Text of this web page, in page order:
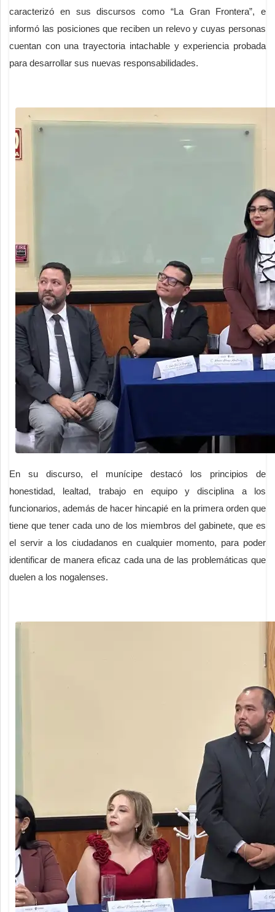
caracterizó en sus discursos como “La Gran Frontera”, e
informó las posiciones que reciben un relevo y cuyas personas
cuentan con una trayectoria intachable y experiencia probada
para desarrollar sus nuevas responsabilidades.
En su discurso, el munícipe destacó los principios de
honestidad, lealtad, trabajo en equipo y disciplina a los
funcionarios, además de hacer hincapié en la primera orden que
tiene que tener cada uno de los miembros del gabinete, que es
el servir a los ciudadanos en cualquier momento, para poder
identificar de manera eficaz cada una de las problemáticas que
duelen a los nogalenses.